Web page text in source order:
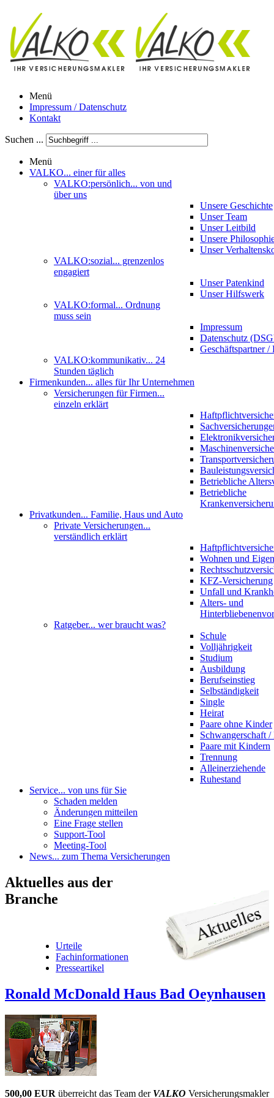
Menü
Impressum / Datenschutz
Kontakt
Suchen ...
Menü
VALKO... einer für alles
VALKO:persönlich... von und
über uns
Unsere Geschichte
Unser Team
Unser Leitbild
Unsere
Unser
VALKO:sozial... grenzenlos
engagiert
Unser Patenkind
Unser Hilfswerk
VALKO:formal... Ordnung
muss sein
Impressum
Datenschutz
Geschäftspartner /
VALKO:kommunikativ... 24
Stunden täglich
Firmenkunden... alles für Ihr Unternehmen
Versicherungen für Firmen...
einzeln erklärt
Betriebliche
Betriebliche
Privatkunden... Familie, Haus und Auto
Private Versicherungen...
verständlich erklärt
Wohnen und
KFZ-Versicherung
Unfall und
Alters- und
Ratgeber... wer braucht was?
Schule
Volljährigkeit
Studium
Ausbildung
Berufseinstieg
Selbständigkeit
Single
Heirat
Paare ohne Kinder
Schwangerschaft
Paare mit Kindern
Trennung
Alleinerziehende
Ruhestand
Service... von uns für Sie
Schaden melden
Änderungen mitteilen
Eine Frage stellen
Support-Tool
Meeting-Tool
News... zum Thema Versicherungen
Aktuelles aus der
Branche
Urteile
Fachinformationen
Presseartikel
Ronald McDonald Haus Bad Oeynhausen
500,00 EUR überreicht das Team der VALKO Versicherungsmakler